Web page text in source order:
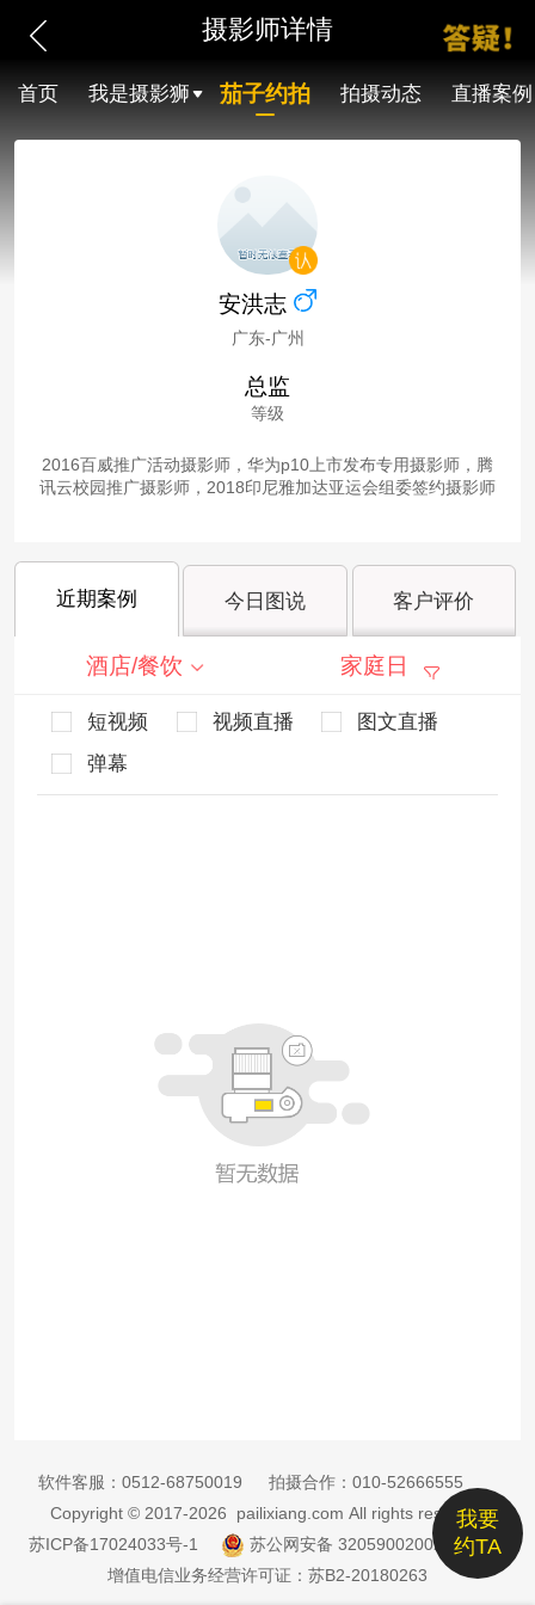
摄影师详情
首页 我是摄影狮 茄子约拍 拍摄动态 直播案例
安洪志
广东-广州
总监
等级
2016百威推广活动摄影师，华为p10上市发布专用摄影师，腾
讯云校园推广摄影师，2018印尼雅加达亚运会组委签约摄影师
近期案例 今日图说 客户评价
酒店/餐饮 家庭日
短视频 视频直播
图文直播
弹幕
我要
约TA
软件客服： 0512-68750019 拍摄合作： 010-52666555
Copyright © 2017-2026 pailixiang.com All rights reserved
苏ICP备17024033号-1
苏公网安备 32059002002885号
增值电信业务经营许可证：苏B2-20180263